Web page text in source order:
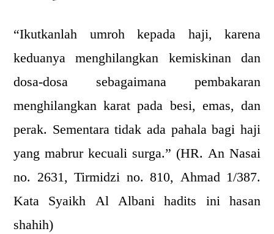
“Ikutkanlah umroh kepada haji, karena
keduanya menghilangkan kemiskinan dan
dosa-dosa sebagaimana pembakaran
menghilangkan karat pada besi, emas, dan
perak. Sementara tidak ada pahala bagi haji
yang mabrur kecuali surga.” (HR. An Nasai
no. 2631, Tirmidzi no. 810, Ahmad 1/387.
Kata Syaikh Al Albani hadits ini hasan
shahih)